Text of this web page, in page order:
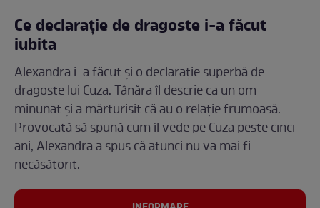
Ce declarație de dragoste i-a făcut
iubita
Alexandra i-a făcut și o declarație superbă de
dragoste lui Cuza. Tânăra îl descrie ca un om
minunat și a mărturisit că au o relație frumoasă.
Provocată să spună cum îl vede pe Cuza peste cinci
ani, Alexandra a spus că atunci nu va mai fi
necăsătorit.